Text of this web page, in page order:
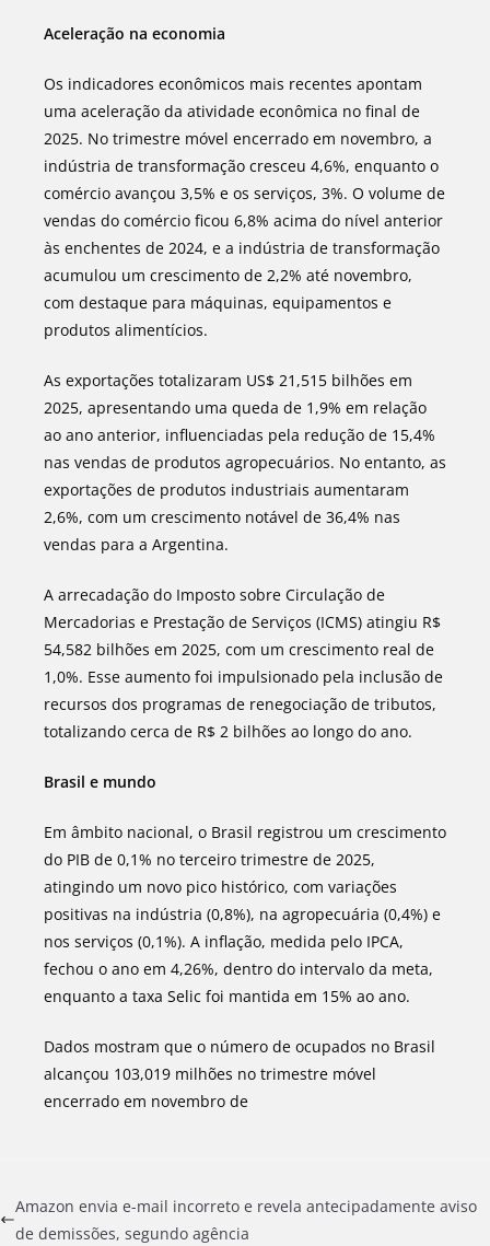
Aceleração na economia
Os indicadores econômicos mais recentes apontam
uma aceleração da atividade econômica no final de
2025. No trimestre móvel encerrado em novembro, a
indústria de transformação cresceu 4,6%, enquanto o
comércio avançou 3,5% e os serviços, 3%. O volume de
vendas do comércio ficou 6,8% acima do nível anterior
às enchentes de 2024, e a indústria de transformação
acumulou um crescimento de 2,2% até novembro,
com destaque para máquinas, equipamentos e
produtos alimentícios.
As exportações totalizaram US$ 21,515 bilhões em
2025, apresentando uma queda de 1,9% em relação
ao ano anterior, influenciadas pela redução de 15,4%
nas vendas de produtos agropecuários. No entanto, as
exportações de produtos industriais aumentaram
2,6%, com um crescimento notável de 36,4% nas
vendas para a Argentina.
A arrecadação do Imposto sobre Circulação de
Mercadorias e Prestação de Serviços (ICMS) atingiu R$
54,582 bilhões em 2025, com um crescimento real de
1,0%. Esse aumento foi impulsionado pela inclusão de
recursos dos programas de renegociação de tributos,
totalizando cerca de R$ 2 bilhões ao longo do ano.
Brasil e mundo
Em âmbito nacional, o Brasil registrou um crescimento
do PIB de 0,1% no terceiro trimestre de 2025,
atingindo um novo pico histórico, com variações
positivas na indústria (0,8%), na agropecuária (0,4%) e
nos serviços (0,1%). A inflação, medida pelo IPCA,
fechou o ano em 4,26%, dentro do intervalo da meta,
enquanto a taxa Selic foi mantida em 15% ao ano.
Dados mostram que o número de ocupados no Brasil
alcançou 103,019 milhões no trimestre móvel
encerrado em novembro de
Amazon envia e-mail incorreto e revela antecipadamente aviso
de demissões, segundo agência